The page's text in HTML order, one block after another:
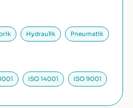
Hydraulik Pneumatik
ISO 14001 ISO 9001